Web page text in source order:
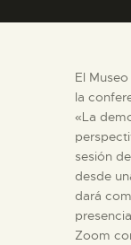
█
El
la
«La
sesión
desde
dará
Zoom